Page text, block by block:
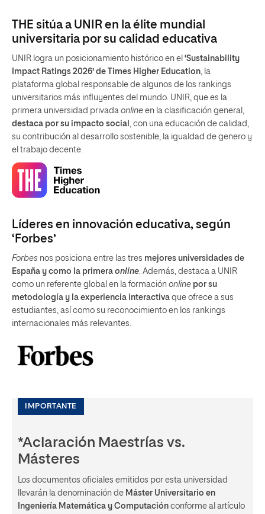
THE sitúa a UNIR en la élite mundial
universitaria por su calidad educativa
UNIR logra un posicionamiento histórico en el ‘Sustainability
Impact Ratings 2026’ de Times Higher Education, la
plataforma global responsable de algunos de los rankings
universitarios más influyentes del mundo. UNIR, que es la
primera universidad privada online en la clasificación general,
destaca por su impacto social , con una educación de calidad,
su contribución al desarrollo sostenible, la igualdad de genero y
el trabajo decente.
Líderes en innovación educativa, según
‘Forbes’
Forbes nos posiciona entre las tres mejores universidades de
España y como la primera online . Además, destaca a UNIR
como un referente global en la formación online por su
metodología y la experiencia interactiva que ofrece a sus
estudiantes, así como su reconocimiento en los rankings
internacionales más relevantes.
IMPORTANTE
*Aclaración Maestrías vs.
Másteres
Los documentos oficiales emitidos por esta universidad
llevarán la denominación de Máster Universitario en
Ingeniería Matemática y Computación conforme al artículo